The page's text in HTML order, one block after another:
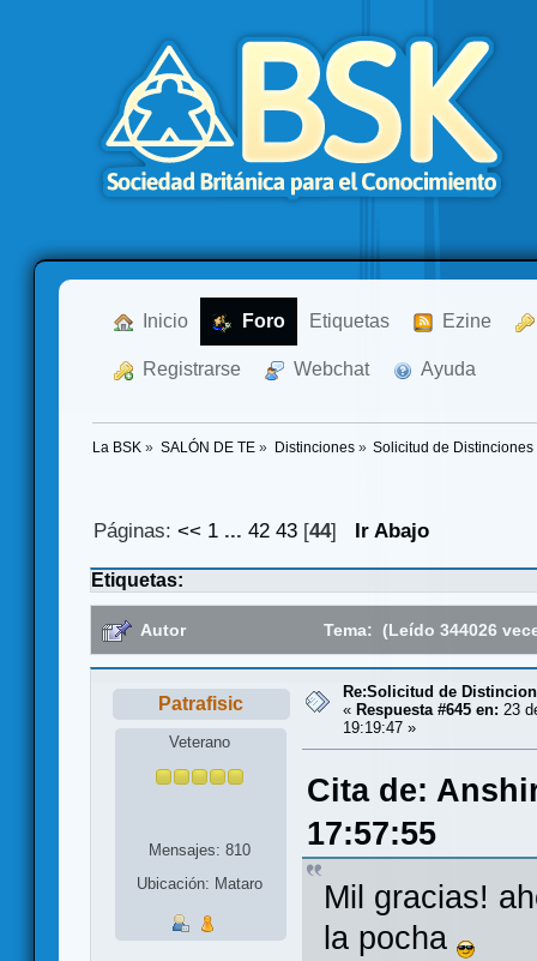
Inicio Foro Etiquetas Ezine
Registrarse Webchat Ayuda
La BSK » SALÓN DE TE » Distinciones» Solicitud de Distinciones
Páginas:<< 1 ...42 43 [44] Ir Abajo
Etiquetas:
Autor Tema: (Leído 344026
Patrafisic
Veterano
Mensajes: 810
Ubicación: Mataro
Re:Solicitud de
« Respuesta #645 en: 23
19:19:47 »
Cita de:
17:57:55
Mil gracias!
la pocha